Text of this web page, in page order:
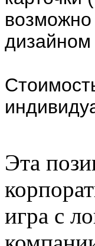
Эта
игра с